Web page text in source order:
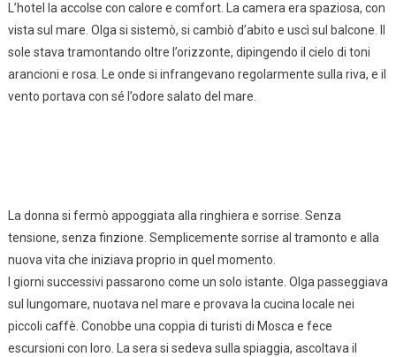
L’hotel la accolse con calore e comfort. La camera era spaziosa, con
vista sul mare. Olga si sistemò, si cambiò d’abito e uscì sul balcone. Il
sole stava tramontando oltre l’orizzonte, dipingendo il cielo di toni
arancioni e rosa. Le onde si infrangevano regolarmente sulla riva, e il
vento portava con sé l’odore salato del mare.
La donna si fermò appoggiata alla ringhiera e sorrise. Senza
tensione, senza finzione. Semplicemente sorrise al tramonto e alla
nuova vita che iniziava proprio in quel momento.
I giorni successivi passarono come un solo istante. Olga passeggiava
sul lungomare, nuotava nel mare e provava la cucina locale nei
piccoli caffè. Conobbe una coppia di turisti di Mosca e fece
escursioni con loro. La sera si sedeva sulla spiaggia, ascoltava il